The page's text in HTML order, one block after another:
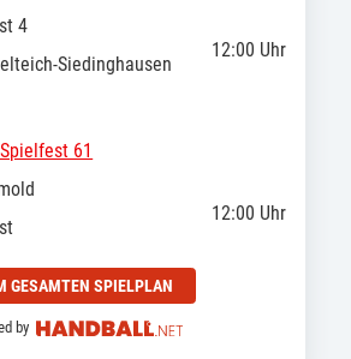
4
Siedinghausen
12:00 Uhr
61
12:00 Uhr
GESAMTEN SPIELPLAN
by